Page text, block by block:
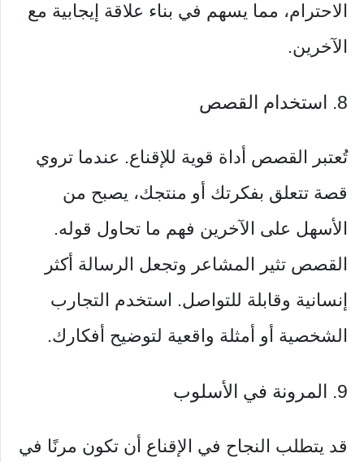
الاحترام، مما يسهم في بناء علاقة إيجابية مع
الآخرين.
8. استخدام القصص
تُعتبر القصص أداة قوية للإقناع. عندما تروي
قصة تتعلق بفكرتك أو منتجك، يصبح من
الأسهل على الآخرين فهم ما تحاول قوله.
القصص تثير المشاعر وتجعل الرسالة أكثر
إنسانية وقابلة للتواصل. استخدم التجارب
الشخصية أو أمثلة واقعية لتوضيح أفكارك.
9. المرونة في الأسلوب
قد يتطلب النجاح في الإقناع أن تكون مرنًا في